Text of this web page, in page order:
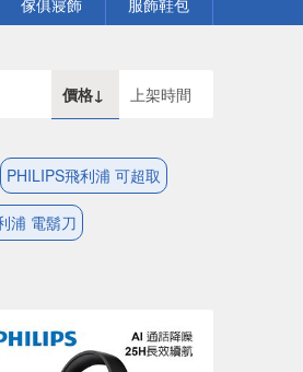
傢俱寢飾 服飾鞋包
價格↓ 上架時間
PHILIPS飛利浦 可超取
浦 電鬍刀